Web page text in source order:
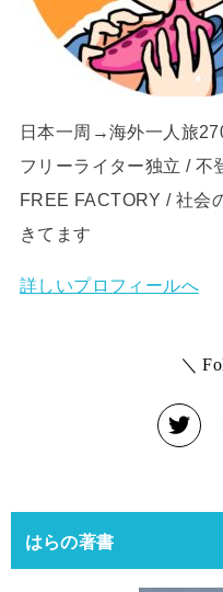
日本一周→海外一人旅
フリーライター独立 / 不
FREE FACTORY / 社会
きてます
詳しいプロフィールへ
＼
はらの著書